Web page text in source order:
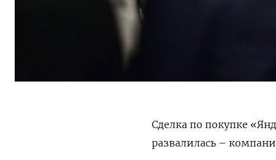
Сделка по покупке
развалилась –